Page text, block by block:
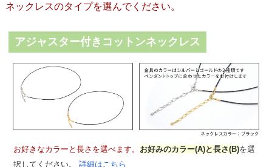
ネックレスのタイプを選んでください。
アジャスター付きコットンネックレス
お好きなカラーと長さを選べます。 お好みのカラー(A)と長さ(B)を選
択してください。 詳細はこちら